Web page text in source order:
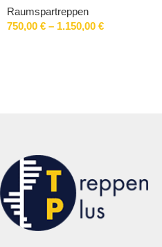
Raumspartreppen
750,00 € – 1.150,00 €